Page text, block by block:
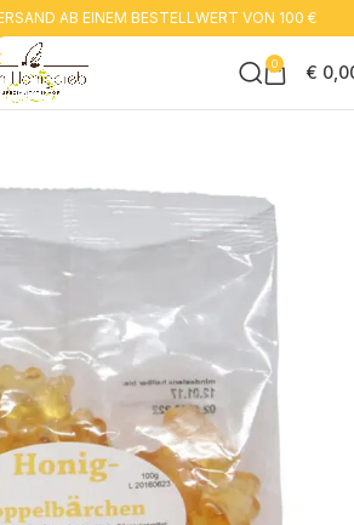
AB EINEM BESTELLWERT VON 100 €
0 €